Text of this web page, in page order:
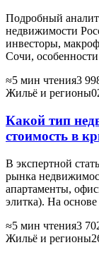
Подробный
недвижимости
инвесторы,
Сочи,
≈5 мин чтения3
Жильё и регионы
Какой тип
стоимость в
В экспертной
рынка
апартаменты,
элитка). На
≈5 мин чтения3
Жильё и регионы